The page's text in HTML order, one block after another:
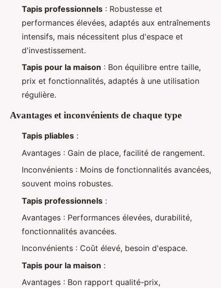
Tapis professionnels : Robustesse et
performances élevées, adaptés aux entraînements
intensifs, mais nécessitent plus d'espace et
d'investissement.
Tapis pour la maison : Bon équilibre entre taille,
prix et fonctionnalités, adaptés à une utilisation
régulière.
Avantages et inconvénients de chaque type
Tapis pliables :
Avantages : Gain de place, facilité de rangement.
Inconvénients : Moins de fonctionnalités avancées,
souvent moins robustes.
Tapis professionnels :
Avantages : Performances élevées, durabilité,
fonctionnalités avancées.
Inconvénients : Coût élevé, besoin d'espace.
Tapis pour la maison :
Avantages : Bon rapport qualité-prix,